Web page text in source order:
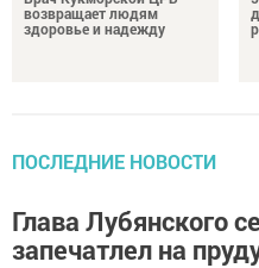
возвращает людям
здоровье и надежду
ПОСЛЕДНИЕ НОВОСТИ
Глава Лубянского
запечатлел на